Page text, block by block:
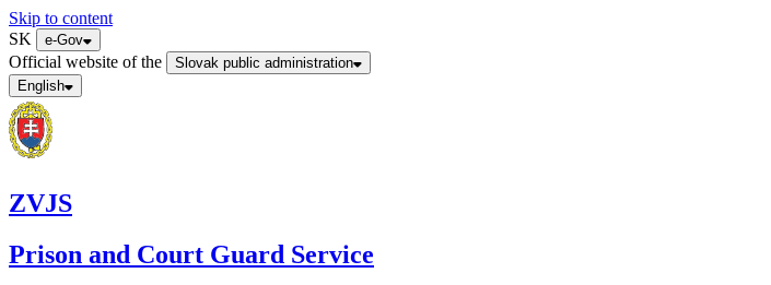
Skip to content
SK
e-Gov
Official website of the
Slovak public administration
English
ZVJS
Prison and Court Guard Service